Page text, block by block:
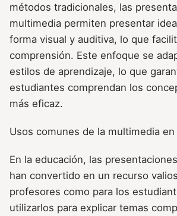
métodos tradicionales, las
multimedia permiten presentar
forma visual y auditiva, lo que
comprensión. Este enfoque se
estilos de aprendizaje, lo que
estudiantes comprendan los
más eficaz.
Usos comunes de la multimedia
En la educación, las
han convertido en un recurso
profesores como para los
utilizarlos para explicar temas